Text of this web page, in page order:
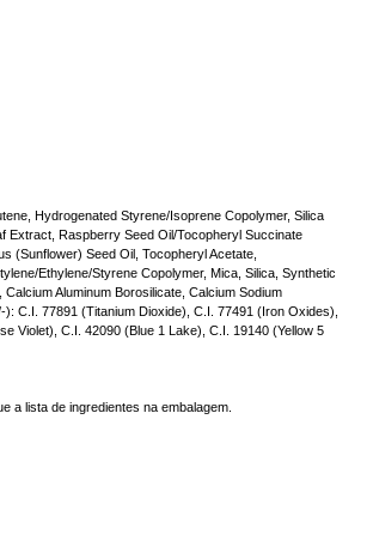
Hydrogenated Styrene/Isoprene Copolymer, Silica
Extract, Raspberry Seed Oil/Tocopheryl Succinate
(Sunflower) Seed Oil, Tocopheryl Acetate,
Ethylene/Styrene Copolymer, Mica, Silica, Synthetic
Aluminum Borosilicate, Calcium Sodium
C.I. 77891 (Titanium Dioxide), C.I. 77491 (Iron Oxides),
Violet), C.I. 42090 (Blue 1 Lake), C.I. 19140 (Yellow 5
a lista de ingredientes na embalagem.